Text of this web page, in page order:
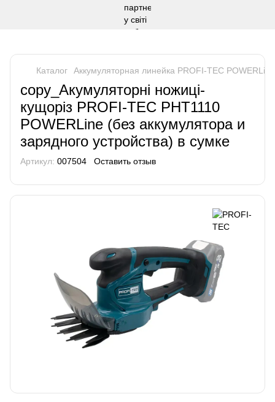
Каталог Аккумуляторная линейка PROFI-TEC POWERLine
copy_Акумуляторні ножиці-
кущоріз PROFI-TEC PHT1110
POWERLine (без аккумулятора и
зарядного устройства) в сумке
Артикул: 007504 Оставить отзыв